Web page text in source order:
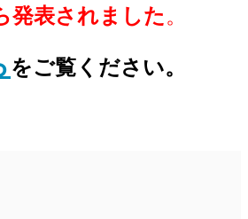
発表されました。
をご覧ください。